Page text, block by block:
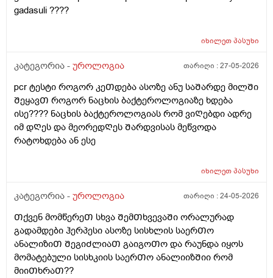
gadasuli ????
იხილეთპასუხი
კატეგორია - უროლოგია თარიღი :27-05-2026
pcr ტესტი როგორ კეᲗდება ასოზე ანუ საᲨარდე მილᲨი
ᲨეყავᲗ როგორ ნაცხის ბაქტეროლოგიაზე ხდება
ისე???? ნაცხის ბაქტეროლოგიას რომ ვიᲦებდი ადრე
იმ დᲦეს და მეორედᲦეს Შარდვისას მეწვოდა
რატოხდება ან ესე
იხილეთპასუხი
კატეგორია - უროლოგია თარიღი :24-05-2026
Თქვენ მომწერეᲗ სხვა ᲨემᲗხვევაᲨი ორალურად
გადამდები ჰერპესი ასოზე სისხლის საერᲗო
ანალიზიᲗ ᲨეგიᲫლიაᲗ გაიგოᲗო და რაუნდა იყოს
მომატებული სისხკიის საერᲗო ანალიიზᲨიი რომ
მიიᲗხრაᲗ??